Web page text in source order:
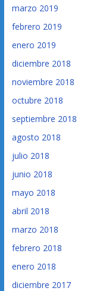
marzo 2019
febrero 2019
enero 2019
diciembre 2018
noviembre 2018
octubre 2018
septiembre 2018
agosto 2018
julio 2018
junio 2018
mayo 2018
abril 2018
marzo 2018
febrero 2018
enero 2018
diciembre 2017